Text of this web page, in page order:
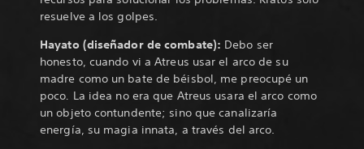
resuelve a los golpes.
Hayato (diseñador de combate): Debo ser
honesto, cuando vi a Atreus usar el arco de su
madre como un bate de béisbol, me preocupé un
poco. La idea no era que Atreus usara el arco como
un objeto contundente; sino que canalizaría
energía, su magia innata, a través del arco.